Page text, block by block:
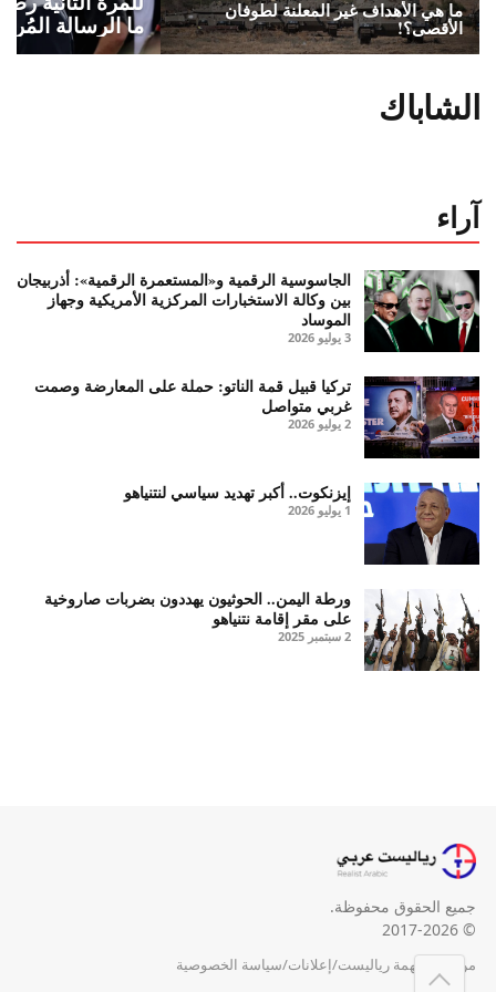
ما هي الأهداف غير المعلنة لطوفان
الأقصى؟! ما الرسالة
الشاباك
آراء
الجاسوسية الرقمية و«المستعمرة الرقمية»: أذربيجان
بين وكالة الاستخبارات المركزية الأمريكية وجهاز
الموساد
3 يوليو 2026
تركيا قبيل قمة الناتو: حملة على المعارضة وصمت
غربي متواصل
2 يوليو 2026
إيزنكوت.. أكبر تهديد سياسي لنتنياهو
1 يوليو 2026
ورطة اليمن.. الحوثيون يهددون بضربات صاروخية
على مقر إقامة نتنياهو
2 سبتمبر 2025
جميع الحقوق محفوظة.
© 2017-2026
من نحن مهمة رياليست/إعلانات/سياسة الخصوصية